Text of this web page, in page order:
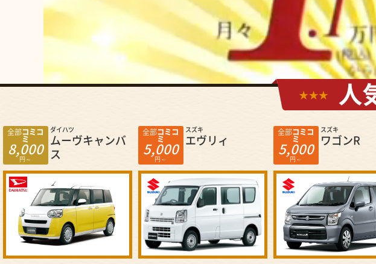
全部コミコ
ミ
5,000
円～
スズキ
エヴリィ
全部コミコ
ミ
5,000
円～
スズキ
ワゴンR
全部コミコ
ミ
5,000
円～
ダイハツ
タント